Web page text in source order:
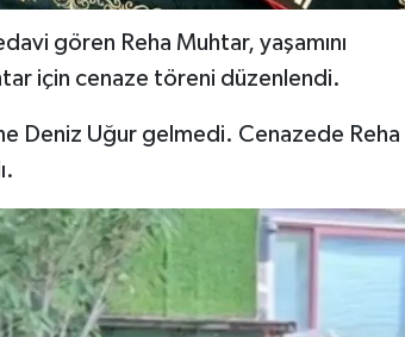
gören Reha Muhtar, yaşamını
için cenaze töreni düzenlendi.
Deniz Uğur gelmedi. Cenazede Reha